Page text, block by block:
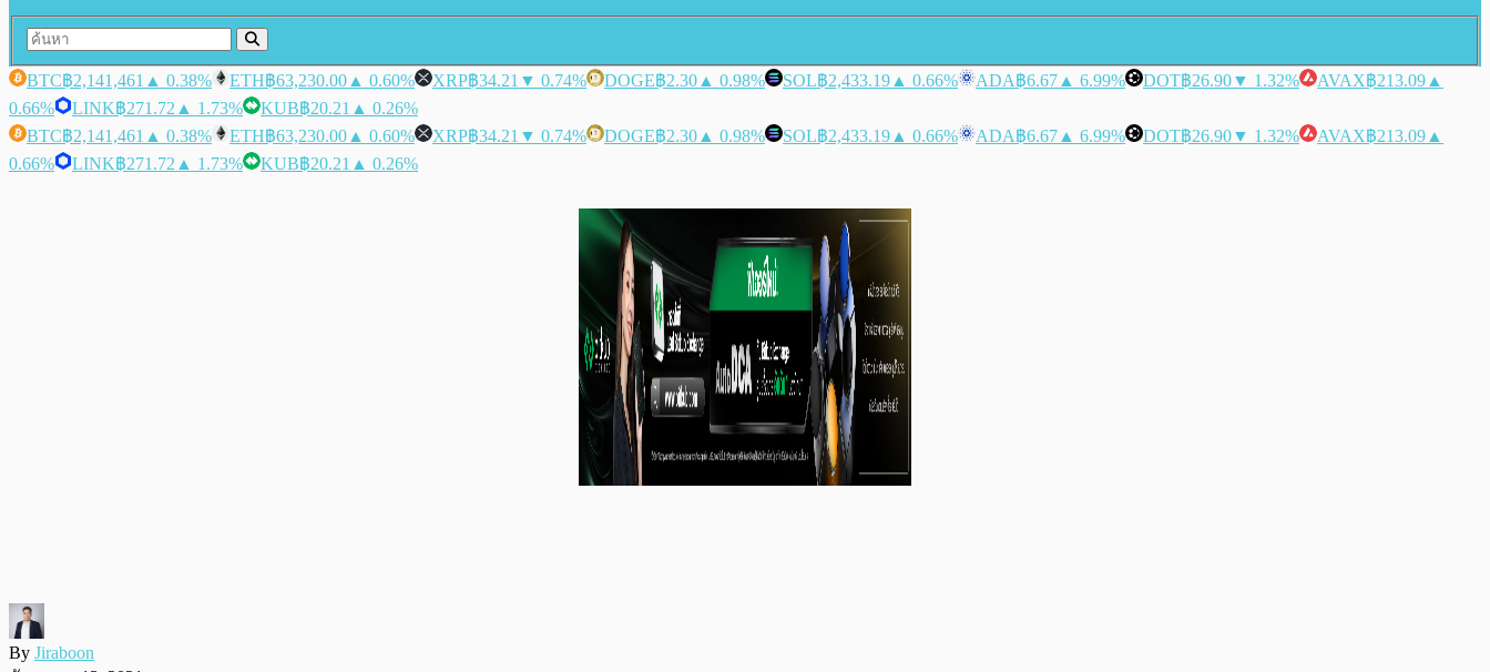
BTC฿2,141,461 ▲ 0.38% ETH฿63,230.00 ▲ 0.60% XRP฿34.21 ▼ 0.74% DOGE฿2.30 ▲ 0.98% SOL฿2,433.19 ▲ 0.66% ADA฿6.67 ▲ 6.99% DOT฿26.90▼ 1.32% AVAX฿213.09 ▲
0.66%
LINK฿271.72 ▲ 1.73% KUB฿20.21 ▲ 0.26%
BTC฿2,141,461 ▲ 0.38% ETH฿63,230.00 ▲ 0.60% XRP฿34.21 ▼ 0.74% DOGE฿2.30 ▲ 0.98% SOL฿2,433.19 ▲ 0.66% ADA฿6.67 ▲ 6.99% DOT฿26.90▼ 1.32% AVAX฿213.09 ▲
0.66%
LINK฿271.72 ▲ 1.73% KUB฿20.21 ▲ 0.26%
By Jiraboon